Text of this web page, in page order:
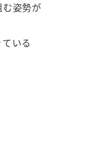
姿勢が
いる